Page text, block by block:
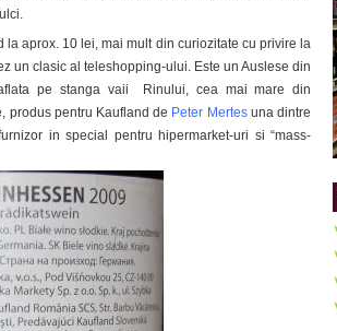
aprox. 10 lei, mai mult din curiozitate cu privire la
un clasic al teleshopping-ului. Este un Auslese din
pe stanga vaii Rinului, cea mai mare din
produs pentru Kaufland de Peter Mertes una dintre
in special pentru hipermarket-uri si “mass-